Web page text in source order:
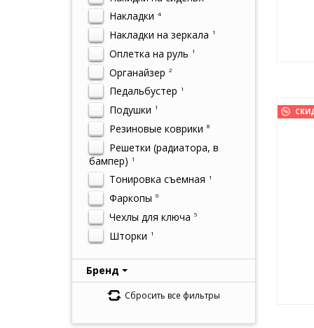
Накладки 4
Накладки на зеркала 1
Оплетка на руль 1
Органайзер 2
Педальбустер 1
Подушки 1
Резиновые коврики 8
Решетки (радиатора, в
бампер)
1
Тонировка съемная 1
Фаркопы 6
Чехлы для ключа 5
Шторки 1
Бренд
Сбросить все фильтры